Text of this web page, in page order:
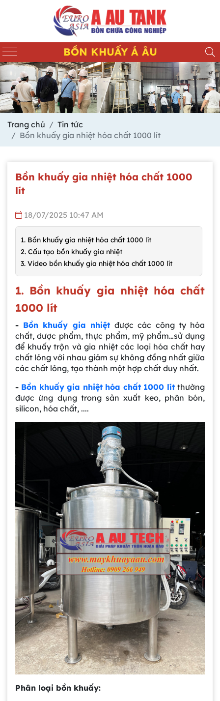
BỒN KHUẤY Á ÂU
Trang chủ
Tin tức
Bồn khuấy gia nhiệt hóa chất 1000 lít
Bồn khuấy gia nhiệt hóa chất 1000
lít
18/07/2025 10:47 AM
1. Bồn khuấy gia nhiệt hóa chất 1000 lít
2. Cấu tạo bồn khuấy gia nhiệt
3. Video bồn khuấy gia nhiệt hóa chất 1000 lít
1. Bồn khuấy gia nhiệt hóa chất
1000 lít
- Bồn khuấy gia nhiệt được các công ty hóa
chất, dược phẩm, thực phẩm, mỹ phẩm…sử dụng
để khuấy trộn và gia nhiệt các loại hóa chất hay
chất lỏng với nhau giảm sự không đồng nhất giữa
các chất lỏng, tạo thành một hợp chất duy nhất.
- Bồn khuấy gia nhiệt hóa chất 1000 lítthường
được ứng dụng trong sản xuất keo, phân bón,
silicon, hóa chất, ....
Phân loại bồn khuấy: